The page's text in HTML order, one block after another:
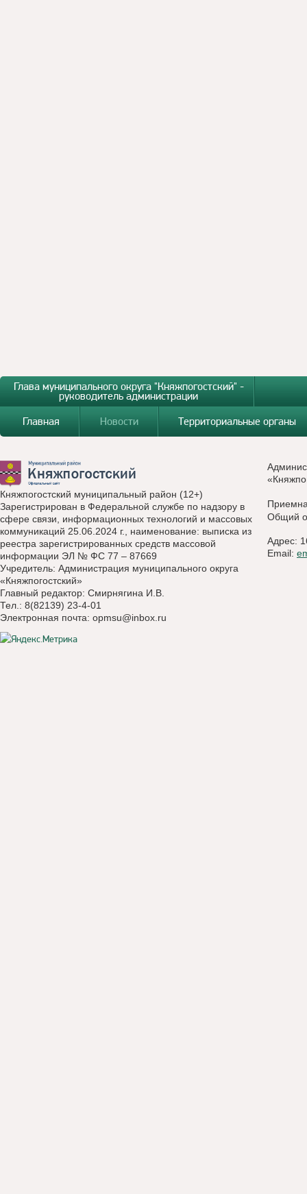
Глава муниципального округа "Княжпогостский" -
руководитель администрации
Главная
Новости Территориальные органы
Княжпогостский муниципальный район (12+)
Зарегистрирован в Федеральной службе по надзору в
сфере связи, информационных технологий и массовых
коммуникаций 25.06.2024 г., наименование: выписка из
реестра зарегистрированных средств массовой
информации ЭЛ № ФС 77 – 87669
Учредитель: Администрация муниципального округа
«Княжпогостский»
Главный редактор: Смирнягина И.В.
Тел.: 8(82139) 23-4-01
Электронная почта: opmsu@inbox.ru
Общий
Адрес:
Email: